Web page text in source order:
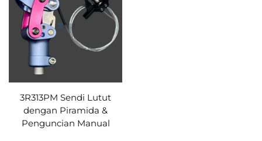
3R313PM Sendi Lutut
dengan Piramida &
Penguncian Manual